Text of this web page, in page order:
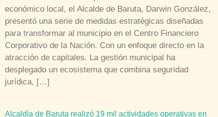
económico local, el Alcalde de Baruta, Darwin González,
presentó una serie de medidas estratégicas diseñadas
para transformar al municipio en el Centro Financiero
Corporativo de la Nación. Con un enfoque directo en la
atracción de capitales. La gestión municipal ha
desplegado un ecosistema que combina seguridad
jurídica, […]
Alcaldía de Baruta realizó 19 mil actividades operativas en